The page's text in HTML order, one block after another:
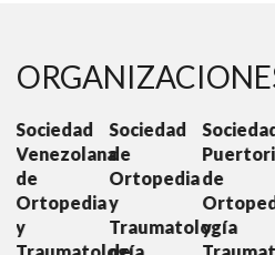
Sociedad
de
Ortopedia
y
Traumatología
Sociedad
Puertoriqueña
de
Ortopedia
y
de
y